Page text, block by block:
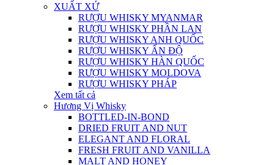
XUẤT XỨ
RƯỢU WHISKY MYANMAR
RƯỢU WHISKY PHẦN LAN
RƯỢU WHISKY ANH QUỐC
RƯỢU WHISKY ẤN ĐỘ
RƯỢU WHISKY HÀN QUỐC
RƯỢU WHISKY MOLDOVA
RƯỢU WHISKY PHÁP
Xem tất cả
Hương Vị Whisky
BOTTLED-IN-BOND
DRIED FRUIT AND NUT
ELEGANT AND FLORAL
FRESH FRUIT AND VANILLA
MALT AND HONEY